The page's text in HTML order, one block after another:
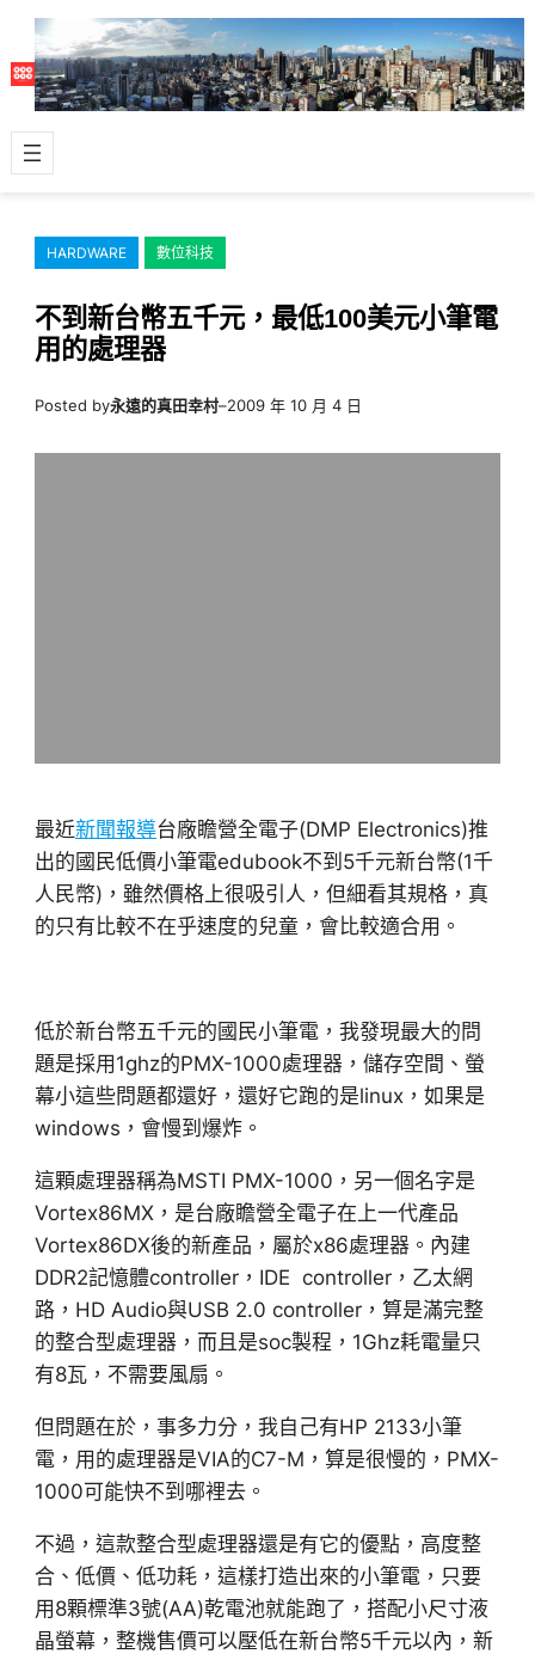
主
容
HARDWARE 數位科技
不到新台幣五千元，最低100美元小筆電
用的處理器
Posted by永遠的真田幸村–2009 年 10 月 4 日
最近新聞報導台廠瞻營全電子(DMP Electronics)推
出的國民低價小筆電edubook不到5千元新台幣(1千
人民幣)，雖然價格上很吸引人，但細看其規格，真
的只有比較不在乎速度的兒童，會比較適合用。
低於新台幣五千元的國民小筆電，我發現最大的問
題是採用1ghz的PMX-1000處理器，儲存空間、螢
幕小這些問題都還好，還好它跑的是linux，如果是
windows，會慢到爆炸。
這顆處理器稱為MSTI PMX-1000，另一個名字是
Vortex86MX，是台廠瞻營全電子在上一代產品
Vortex86DX後的新產品，屬於x86處理器。內建
DDR2記憶體controller，IDE controller，乙太網
路，HD Audio與USB 2.0 controller，算是滿完整
的整合型處理器，而且是soc製程，1Ghz耗電量只
有8瓦，不需要風扇。
但問題在於，事多力分，我自己有HP 2133小筆
電，用的處理器是VIA的C7-M，算是很慢的，PMX-
1000可能快不到哪裡去。
不過，這款整合型處理器還是有它的優點，高度整
合、低價、低功耗，這樣打造出來的小筆電，只要
用8顆標準3號(AA)乾電池就能跑了，搭配小尺寸液
晶螢幕，整機售價可以壓低在新台幣5千元以內，新